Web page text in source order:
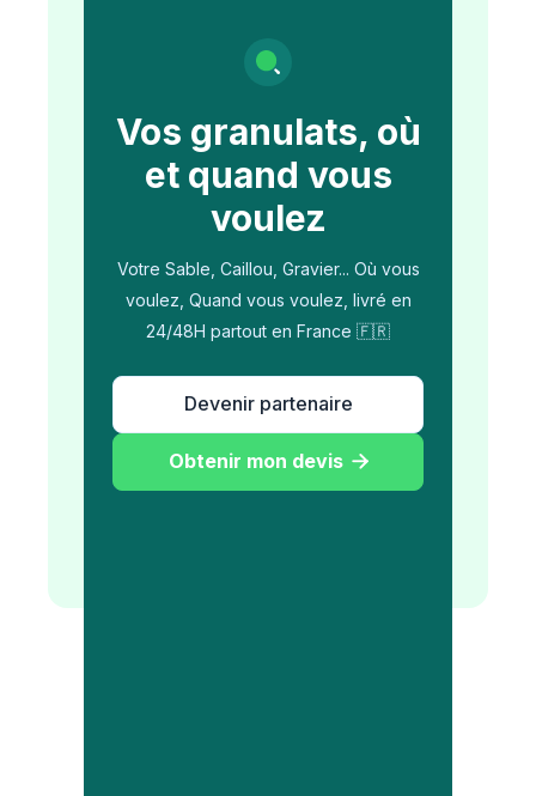
Vos granulats, où
et quand vous
voulez
Votre Sable, Caillou, Gravier... Où vous
voulez, Quand vous voulez, livré en
24/48H partout en France 🇫🇷
Devenir partenaire
Obtenir mon devis 